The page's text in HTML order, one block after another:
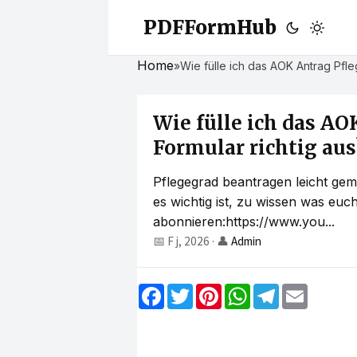
PDFFormHub
Home»Wie fülle ich das AOK Antrag
Wie fülle ich das
Formular richtig
Pflegegrad beantragen leicht
es wichtig ist, zu wissen was
abonnieren:https://www.you...
📅 F j, 2026 · 👤 Admin
F
a
T
w
P
W
h
T
e